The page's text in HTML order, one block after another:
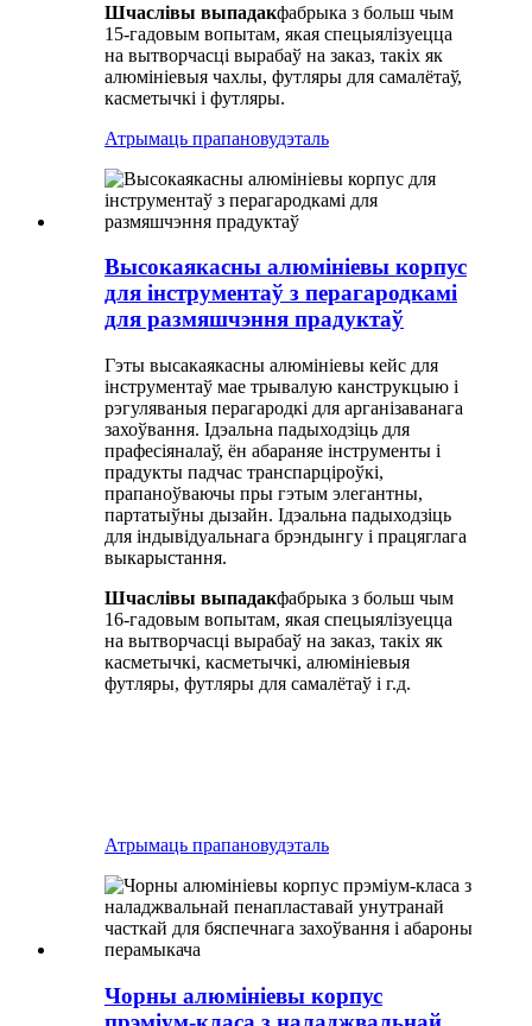
Шчаслівы выпадакфабрыка з больш чым
15-гадовым вопытам, якая спецыялізуецца
на вытворчасці вырабаў на заказ, такіх як
алюмініевыя чахлы, футляры для самалётаў,
касметычкі і футляры.
Атрымаць прапановудэталь
Высокаякасны алюмініевы корпус
для інструментаў з перагародкамі
для размяшчэння прадуктаў
Гэты высакаякасны алюмініевы кейс для
інструментаў мае трывалую канструкцыю і
рэгуляваныя перагародкі для арганізаванага
захоўвання. Ідэальна падыходзіць для
прафесіяналаў, ён абараняе інструменты і
прадукты падчас транспарціроўкі,
прапаноўваючы пры гэтым элегантны,
партатыўны дызайн. Ідэальна падыходзіць
для індывідуальнага брэндынгу і працяглага
выкарыстання.
Шчаслівы выпадакфабрыка з больш чым
16-гадовым вопытам, якая спецыялізуецца
на вытворчасці вырабаў на заказ, такіх як
касметычкі, касметычкі, алюмініевыя
футляры, футляры для самалётаў і г.д.
Атрымаць прапановудэталь
Чорны алюмініевы корпус